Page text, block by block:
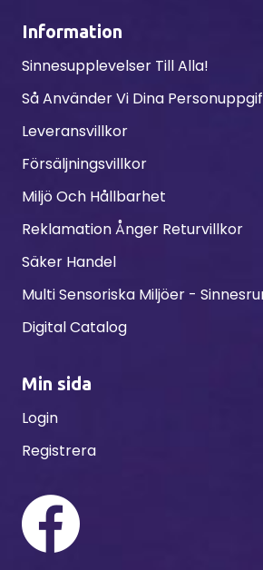
Information
Sinnesupplevelser Till Alla!
Så Använder Vi Dina
Leveransvillkor
Försäljningsvillkor
Miljö Och Hållbarhet
Reklamation Ånger Returvillkor
Säker Handel
Multi Sensoriska Miljöer -
Digital Catalog
Min sida
Login
Registrera